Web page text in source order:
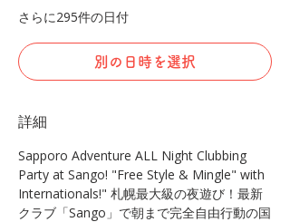
さらに295件の日付
別の日時を選択
詳細
Sapporo Adventure ALL Night Clubbing
Party at Sango! "Free Style & Mingle" with
Internationals!" 札幌最大級の夜遊び！最新
クラブ「Sango」で朝まで完全自由行動の国